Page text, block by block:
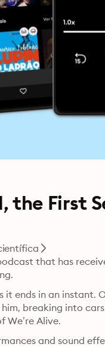
the First
that has
ends in an instant.
breaking into
We’re Alive.
and sound